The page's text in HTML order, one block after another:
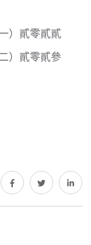
）貳零貳貳
）貳零貳參